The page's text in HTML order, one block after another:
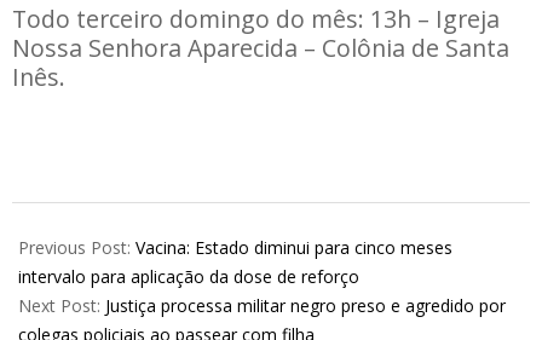
Todo terceiro domingo do mês: 13h – Igreja
Nossa Senhora Aparecida – Colônia de Santa
Inês.
11-
16
Previous Post: Vacina: Estado diminui para cinco meses
intervalo para aplicação da dose de reforço
Next Post: Justiça processa militar negro preso e agredido por
colegas policiais ao passear com filha